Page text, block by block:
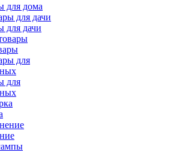
для дома
для дачи
для